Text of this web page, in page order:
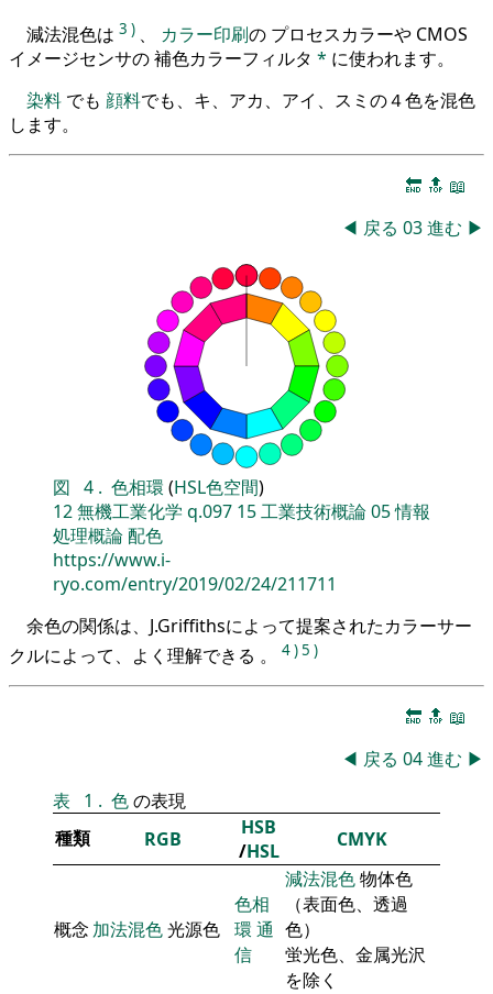
減法混色は 3 ) 、 カラー印刷の プロセスカラーや CMOS
イメージセンサの 補色カラーフィルタ * に使われます。
染料 でも 顔料でも、キ、アカ、アイ、スミの４色を混色
します。
🔚 🔝 📖
◀ 戻る 03進む ▶
図 4 . 色相環 (HSL色空間)
12無機工業化学 q.097 15工業技術概論05情報
処理概論配色
https://www.i-
ryo.com/entry/2019/02/24/211711
余色の関係は、J.Griffithsによって提案されたカラーサー
クルによって、よく理解できる 。
4)5 )
🔚 🔝 📖
◀ 戻る 04進む ▶
表
1 . 色の表現
種類
RGB
HSB
/HSL CMYK
概念 加法混色光源色
色相
環 通
信
減法混色物体色
（表面色、透過
色）
蛍光色、金属光沢
を除く